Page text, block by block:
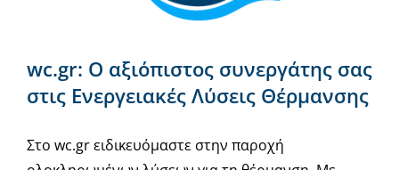
wc.gr: Ο αξιόπιστος συνεργάτης σας
στις Ενεργειακές Λύσεις Θέρμανσης
Στο wc.gr ειδικευόμαστε στην παροχή